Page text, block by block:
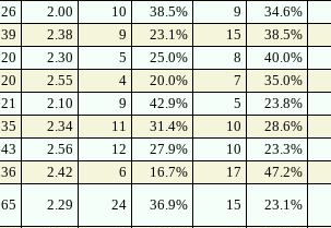
26 2.00 10 38.5% 9
34.6%
39 2.38 9 23.1% 15
38.5%
20 2.30 5 25.0% 8
40.0%
20 2.55 4 20.0% 7
35.0%
21 2.10 9 42.9% 5
23.8%
35 2.34 11 31.4% 10
28.6%
43 2.56 12 27.9% 10
23.3%
36 2.42 6 16.7% 17
47.2%
65 2.29 24 36.9% 15
23.1%